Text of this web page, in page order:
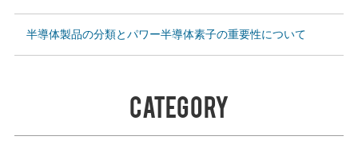
半導体製品の分類とパワー半導体素子の重要性について
CATEGORY